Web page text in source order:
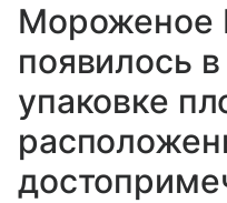
Мороженое
появилось
упаковке